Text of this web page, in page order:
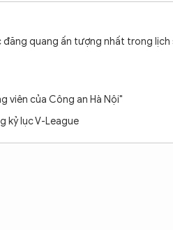
quang ấn tượng nhất trong lịch
viên của Công an Hà Nội"
kỷ lục V-League